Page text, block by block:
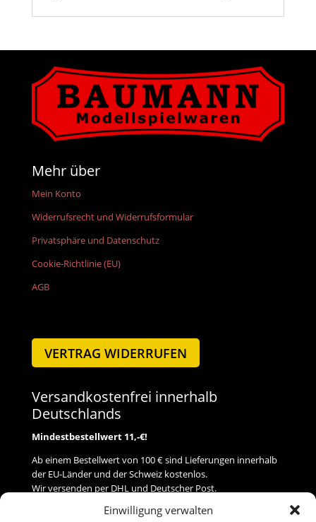
Einwilligung verwalten
Mehr über
Mein Konto
Widerrufsrecht und Widerrufsformular
Privatsphäre und Datenschutz
Cookie-Richtlinie (EU)
AGB
VERTRAG WIDERRUFEN
Versandkostenfrei innerhalb
Deutschlands
Mindestbestellwert 11,-€!
Ab einem Bestellwert von 100 € sind Lieferungen innerhalb
der EU-Länder und der Schweiz kostenlos.
Wir versenden per DHL und Deutscher Post.